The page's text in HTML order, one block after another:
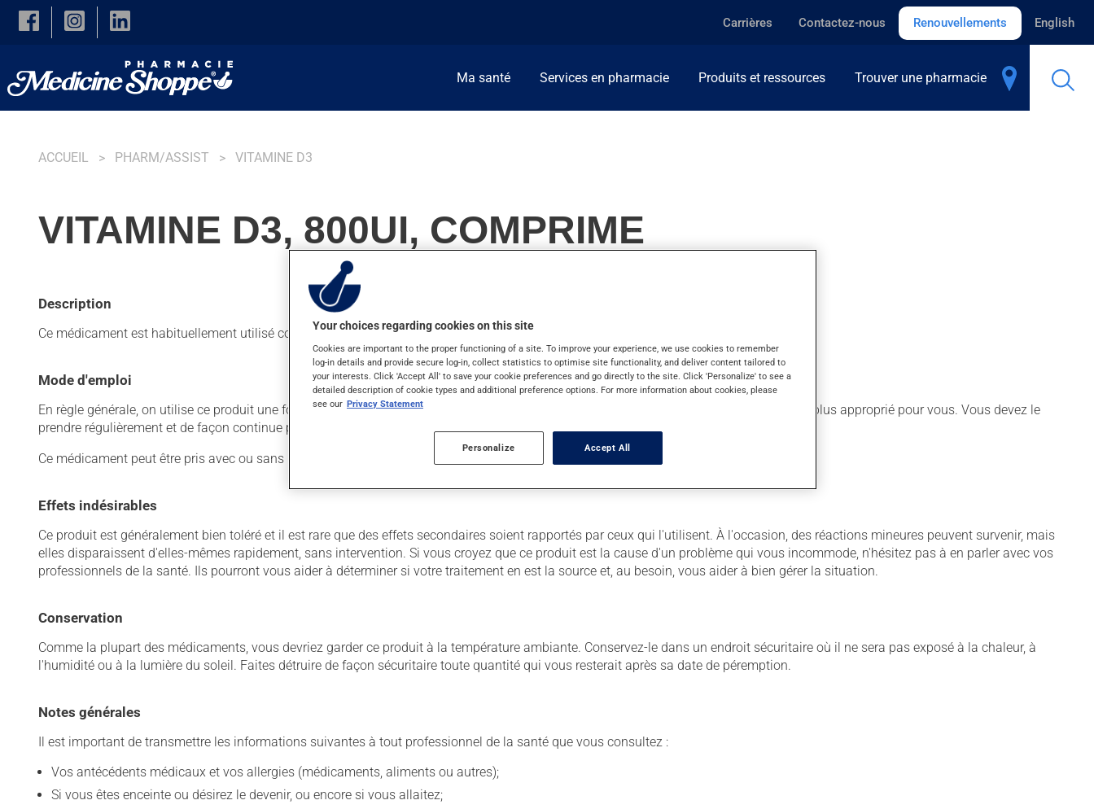
Skip to main content
Carrières Contactez-nous Renouvellements English
Ma santé Services en pharmacie Produits et ressources Trouver une pharmacie
ACCUEIL PHARM/ASSIST VITAMINE D3
VITAMINE D3, 800UI, COMPRIME
Description
Ce médicament est habituellement utilisé comme supplément de vitamines et minéraux. On l'emploie aussi pour l'hypoparathyroïdie.
Mode d'emploi
En règle générale, on utilise ce produit une fois par jour. Il est possible que votre pharmacien vous ait indiqué un horaire différent qui est plus approprié pour vous. Vous devez le
prendre régulièrement et de façon continue pour maintenir ses effets bénéfiques.
Ce médicament peut être pris avec ou sans nourriture, sans égard aux repas ou aux collations.
Effets indésirables
Ce produit est généralement bien toléré et il est rare que des effets secondaires soient rapportés par ceux qui l'utilisent. À l'occasion, des réactions mineures peuvent survenir, mais
elles disparaissent d'elles-mêmes rapidement, sans intervention. Si vous croyez que ce produit est la cause d'un problème qui vous incommode, n'hésitez pas à en parler avec vos
professionnels de la santé. Ils pourront vous aider à déterminer si votre traitement en est la source et, au besoin, vous aider à bien gérer la situation.
Conservation
Comme la plupart des médicaments, vous devriez garder ce produit à la température ambiante. Conservez-le dans un endroit sécuritaire où il ne sera pas exposé à la chaleur, à
l'humidité ou à la lumière du soleil. Faites détruire de façon sécuritaire toute quantité qui vous resterait après sa date de péremption.
Notes générales
Il est important de transmettre les informations suivantes à tout professionnel de la santé que vous consultez :
Vos antécédents médicaux et vos allergies (médicaments, aliments ou autres);
Si vous êtes enceinte ou désirez le devenir, ou encore si vous allaitez;
Your choices regarding cookies on this site
Cookies are important to the proper functioning of a site. To improve your experience, we use cookies to remember
log-in details and provide secure log-in, collect statistics to optimise site functionality, and deliver content tailored to
your interests. Click 'Accept All' to save your cookie preferences and go directly to the site. Click 'Personalize' to see a
detailed description of cookie types and additional preference options. For more information about cookies, please
see our Privacy Statement
Personalize Accept All